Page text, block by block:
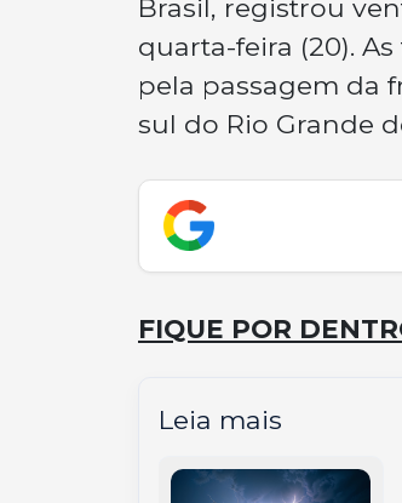
Brasil, registrou
quarta-feira (20).
pela passagem da
sul do Rio Grande
FIQUE POR
Leia mais